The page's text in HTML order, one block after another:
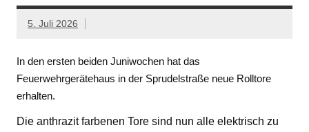
5. Juli 2026
In den ersten beiden Juniwochen hat das
Feuerwehrgerätehaus in der Sprudelstraße neue Rolltore
erhalten.
Die anthrazit farbenen Tore sind nun alle elektrisch zu